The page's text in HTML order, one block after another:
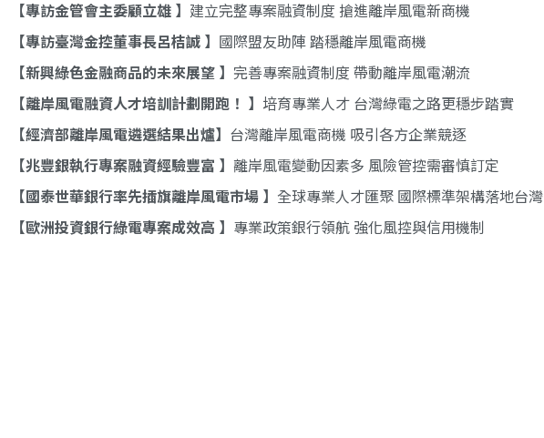
專訪金管會主委顧立雄
建立完整專案融資制度 搶進離岸風電新商機
專訪臺灣金控董事長呂桔誠
國際盟友助陣 踏穩離岸風電商機
新興綠色金融商品的未來展望
完善專案融資制度 帶動離岸風電潮流
離岸風電融資人才培訓計劃開跑！
培育專業人才 台灣綠電之路更穩步踏實
經濟部離岸風電遴選結果出爐
台灣離岸風電商機 吸引各方企業競逐
兆豐銀執行專案融資經驗豐富
離岸風電變動因素多 風險管控需審慎訂定
國泰世華銀行率先插旗離岸風電市場
全球專業人才匯聚 國際標準架構落地台灣
歐洲投資銀行綠電專案成效高
專業政策銀行領航 強化風控與信用機制